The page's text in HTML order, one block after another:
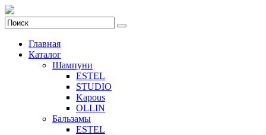
Главная
Каталог
Шампуни
ESTEL
STUDIO
Kapous
OLLIN
Бальзамы
ESTEL